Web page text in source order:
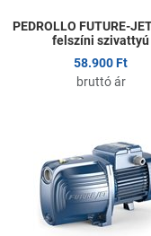
PEDROLLO FUTURE-
felszíni szivattyú
58.900 Ft
bruttó ár